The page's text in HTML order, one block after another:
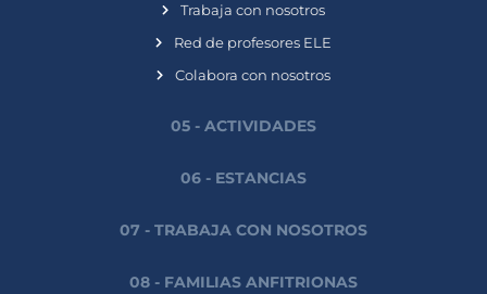
Trabaja con nosotros
Red de profesores ELE
Colabora con nosotros
05 - ACTIVIDADES
06 - ESTANCIAS
07 - TRABAJA CON NOSOTROS
08 - FAMILIAS ANFITRIONAS